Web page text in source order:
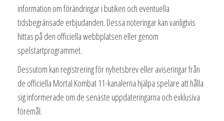
information om förändringar i butiken och eventuella
tidsbegränsade erbjudanden. Dessa noteringar kan vanligtvis
hittas på den officiella webbplatsen eller genom
spelstartprogrammet.
Dessutom kan registrering för nyhetsbrev eller aviseringar från
de officiella Mortal Kombat 11-kanalerna hjälpa spelare att hålla
sig informerade om de senaste uppdateringarna och exklusiva
föremål.